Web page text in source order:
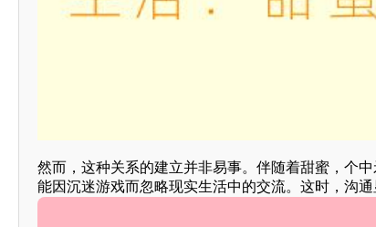
然而，这种关系的建立并非易事。伴随着甜蜜，个
能因沉迷游戏而忽略现实生活中的交流。这时，沟通